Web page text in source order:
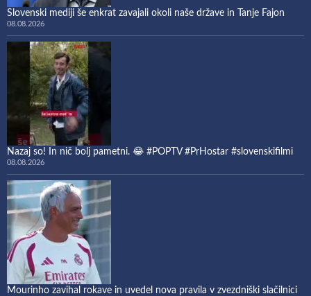
Slovenski mediji še enkrat zavajali okoli naše države in Tanje Fajon
08.08.2026
Nazaj so! In nič bolj pametni. 😂 #POPTV #PrHostar #slovenskifilmi
08.08.2026
Mourinho zavihal rokave in uvedel nova pravila v zvezdniški slačilnici